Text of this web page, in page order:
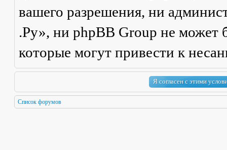
вашего разрешения, ни
.Ру», ни phpBB Group не может
которые могут привести к
Список форумов